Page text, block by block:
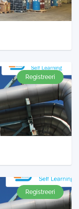
Registreeri
Registreeri